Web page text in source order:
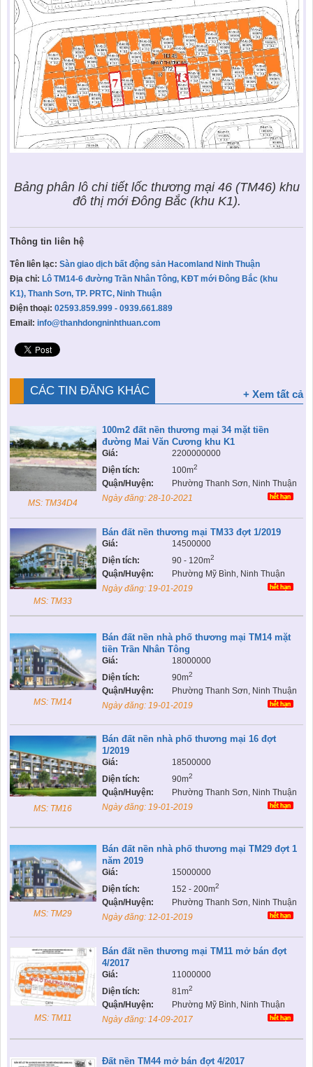
Bảng phân lô chi tiết lốc thương mại 46 (TM46) khu
đô thị mới Đông Bắc (khu K1).
Thông tin liên hệ
Tên liên lạc: Sàn giao dịch bất động sản Hacomland Ninh Thuận
Địa chỉ: Lô TM14-6 đường Trần Nhân Tông, KĐT mới Đông Bắc (khu
K1), Thanh Sơn, TP. PRTC, Ninh Thuận
Điện thoại: 02593.859.999 - 0939.661.889
Email: info@thanhdongninhthuan.com
CÁC TIN ĐĂNG KHÁC + Xem tất cả
MS: TM34D4
100m2 đất nền thương mại 34 mặt tiền
đường Mai Văn Cương khu K1
Giá:
2200000000
Diện tích:
100m2
Quận/Huyện:
Phường Thanh Sơn, Ninh Thuận
Ngày đăng: 28-10-2021
MS: TM33
Bán đất nền thương mại TM33 đợt 1/2019
Giá:
14500000
Diện tích:
90 - 120m2
Quận/Huyện:
Phường Mỹ Bình, Ninh Thuận
Ngày đăng: 19-01-2019
MS: TM14
Bán đất nền nhà phố thương mại TM14 mặt
tiền Trần Nhân Tông
Giá:
18000000
Diện tích:
90m2
Quận/Huyện:
Phường Thanh Sơn, Ninh Thuận
Ngày đăng: 19-01-2019
MS: TM16
Bán đất nền nhà phố thương mại 16 đợt
1/2019
Giá:
18500000
Diện tích:
90m2
Quận/Huyện:
Phường Thanh Sơn, Ninh Thuận
Ngày đăng: 19-01-2019
MS: TM29
Bán đất nền nhà phố thương mại TM29 đợt 1
năm 2019
Giá:
15000000
Diện tích:
152 - 200m2
Quận/Huyện:
Phường Thanh Sơn, Ninh Thuận
Ngày đăng: 12-01-2019
MS: TM11
Bán đất nền thương mại TM11 mở bán đợt
4/2017
Giá:
11000000
Diện tích:
81m2
Quận/Huyện:
Phường Mỹ Bình, Ninh Thuận
Ngày đăng: 14-09-2017
Đất nền TM44 mở bán đợt 4/2017